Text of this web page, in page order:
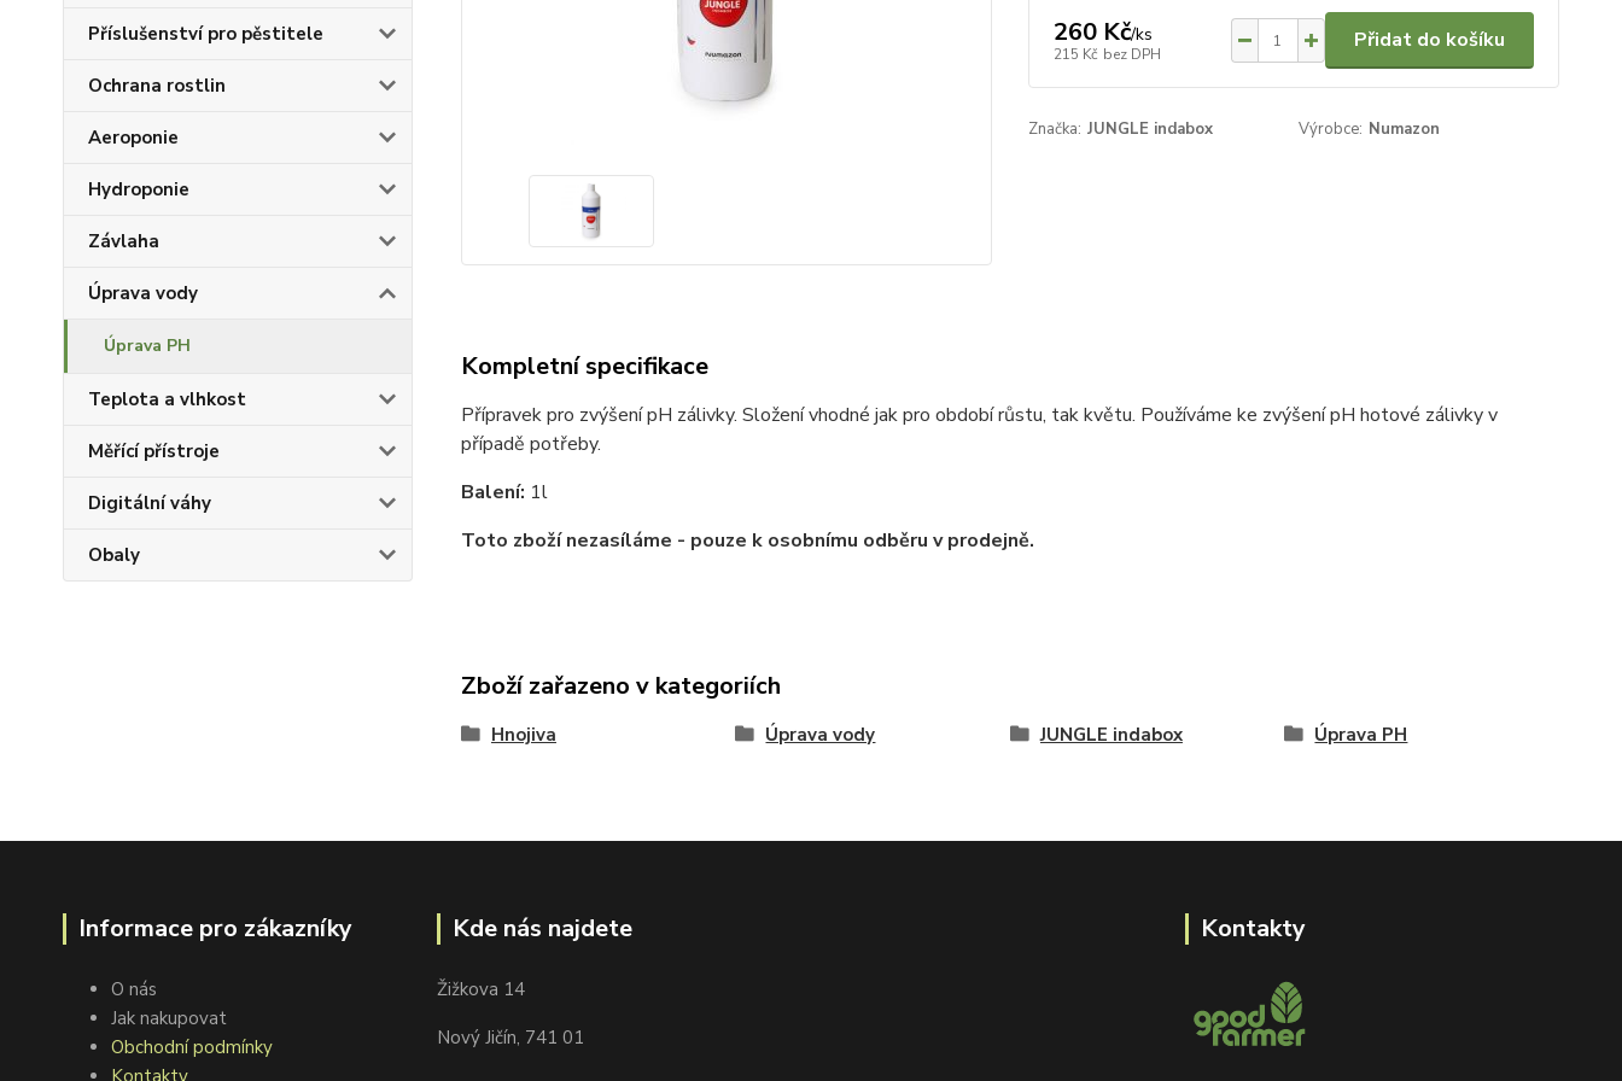
Příslušenství pro pěstitele
Ochrana rostlin
Aeroponie
Hydroponie
Závlaha
Úprava vody
Úprava PH
Teplota a vlhkost
Měřící přístroje
Digitální váhy
Obaly
260 Kč/ks
215 Kč bez DPH
Přidat do košíku
Značka: JUNGLE indabox Výrobce: Numazon
Kompletní specifikace
Přípravek pro zvýšení pH zálivky. Složení vhodné jak pro období růstu, tak květu. Používáme ke zvýšení pH hotové zálivky v
případě potřeby.
Balení: 1l
Toto zboží nezasíláme - pouze k osobnímu odběru v prodejně.
Zboží zařazeno v kategoriích
Hnojiva Úprava vody JUNGLE indabox Úprava PH
Informace pro zákazníky
O nás
Jak nakupovat
Obchodní podmínky
Kontakty
Kde nás najdete
Žižkova 14
Nový Jičín, 741 01
Kontakty